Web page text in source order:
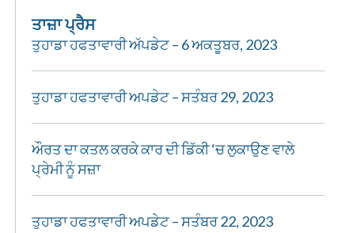
ਤਾਜ਼ਾ ਪ੍ਰੈਸ
ਤੁਹਾਡਾ ਹਫਤਾਵਾਰੀ ਅੱਪਡੇਟ – 6 ਅਕਤੂਬਰ, 2023
ਤੁਹਾਡਾ ਹਫਤਾਵਾਰੀ ਅਪਡੇਟ – ਸਤੰਬਰ 29, 2023
ਔਰਤ ਦਾ ਕਤਲ ਕਰਕੇ ਕਾਰ ਦੀ ਡਿੱਕੀ ‘ਚ ਲੁਕਾਉਣ ਵਾਲੇ
ਪ੍ਰੇਮੀ ਨੂੰ ਸਜ਼ਾ
ਤੁਹਾਡਾ ਹਫਤਾਵਾਰੀ ਅਪਡੇਟ – ਸਤੰਬਰ 22, 2023